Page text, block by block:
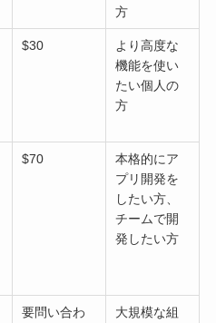
方
$30
より高度な
機能を使い
たい個人の
方
$70
本格的にア
プリ開発を
したい方、
チームで開
発したい方
要問い合わ
大規模な組